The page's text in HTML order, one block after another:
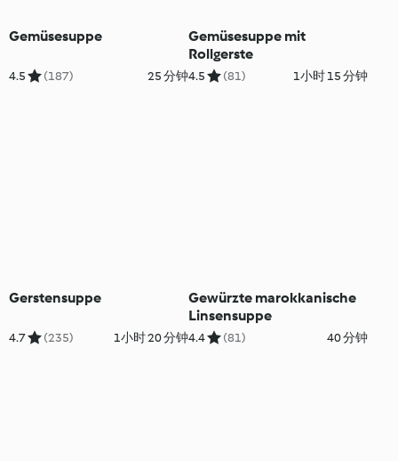
Gemüsesuppe
4.5 (187) 25 分钟
Gemüsesuppe mit
Rollgerste
4.5 (81) 1小时 15 分钟
Gerstensuppe
4.7 (235) 1小时 20 分钟
Gewürzte marokkanische
Linsensuppe
4.4 (81) 40 分钟